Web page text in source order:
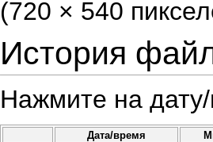
(720 × 540
История
Нажмите на
Дата/время